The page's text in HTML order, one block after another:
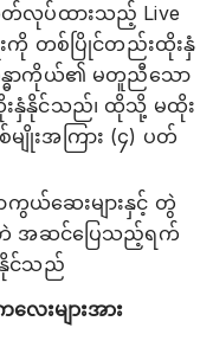
ထုတ်လုပ်ထားသည့် Live
ကို တစ်ပြိုင်တည်းထိုးနှံ
ဓာကိုယ်၏ မတူညီသော
းနှံနိုင်သည်၊ ထိုသို့ မထိုး
ျိုးအကြား (၄) ပတ်
ယ်ဆေးများနှင့် တွဲ
ဘဲ အဆင်ပြေသည့်ရက်
င်သည်
ေးများအား